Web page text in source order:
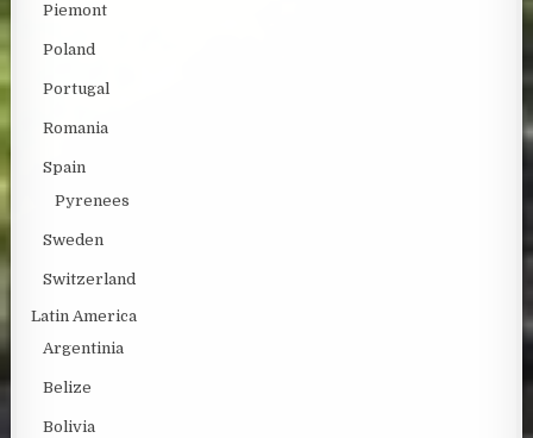
Piemont
Poland
Portugal
Romania
Spain
Pyrenees
Sweden
Switzerland
Latin America
Argentinia
Belize
Bolivia